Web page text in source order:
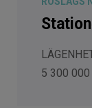
5 300 000